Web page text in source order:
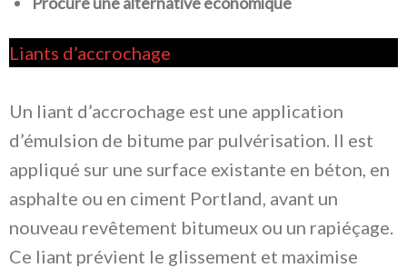
Liants d’accrochage
Un liant d’accrochage est une application
d’émulsion de bitume par pulvérisation. Il est
appliqué sur une surface existante en béton, en
asphalte ou en ciment Portland, avant un
nouveau revêtement bitumeux ou un rapiéçage.
Ce liant prévient le glissement et maximise